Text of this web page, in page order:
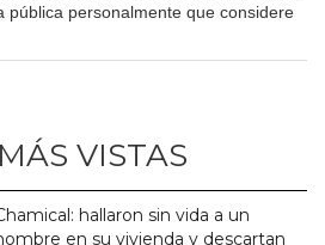
pública personalmente que considere
VISTAS
hallaron sin vida a un
en su vivienda y descartan